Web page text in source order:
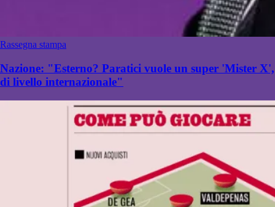
Rassegna stampa
Nazione: "Esterno? Paratici vuole un super 'Mister X',
di livello internazionale"